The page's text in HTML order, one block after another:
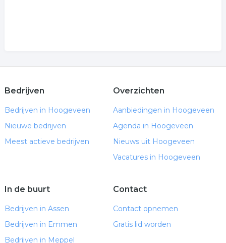
Bedrijven
Bedrijven in Hoogeveen
Nieuwe bedrijven
Meest actieve bedrijven
Overzichten
Aanbiedingen in Hoogeveen
Agenda in Hoogeveen
Nieuws uit Hoogeveen
Vacatures in Hoogeveen
In de buurt
Bedrijven in Assen
Bedrijven in Emmen
Bedrijven in Meppel
Contact
Contact opnemen
Gratis lid worden